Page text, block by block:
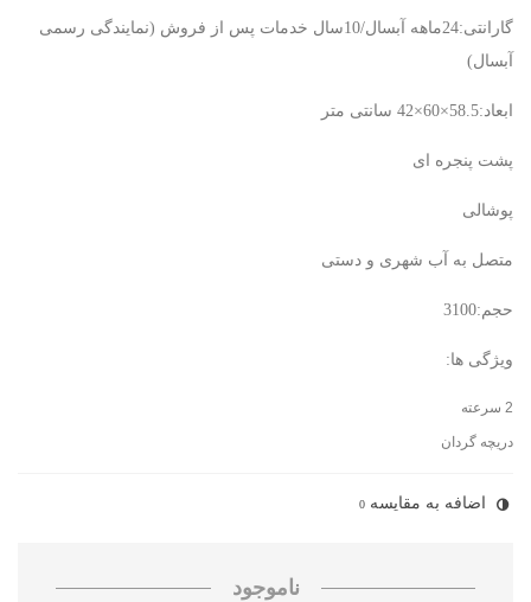
گارانتی:24ماهه آبسال/10سال خدمات پس از فروش (نمایندگی رسمی
آبسال)
ابعاد:58.5×60×42 سانتی متر
پشت پنجره ای
پوشالی
متصل به آب شهری و دستی
حجم:3100
ویژگی ها:
2 سرعته
دریچه گردان
اضافه به مقایسه 0
ناموجود